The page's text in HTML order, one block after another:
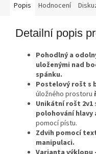
Popis Hodnocení
Detailní popis
Pohodlný a
uloženými nad
spánku.
Postelový rošt s
úložného prostoru
Unikátní rošt 2v1
polohování hlavy
pomocí pístu.
Zdvih pomocí
manipulaci.